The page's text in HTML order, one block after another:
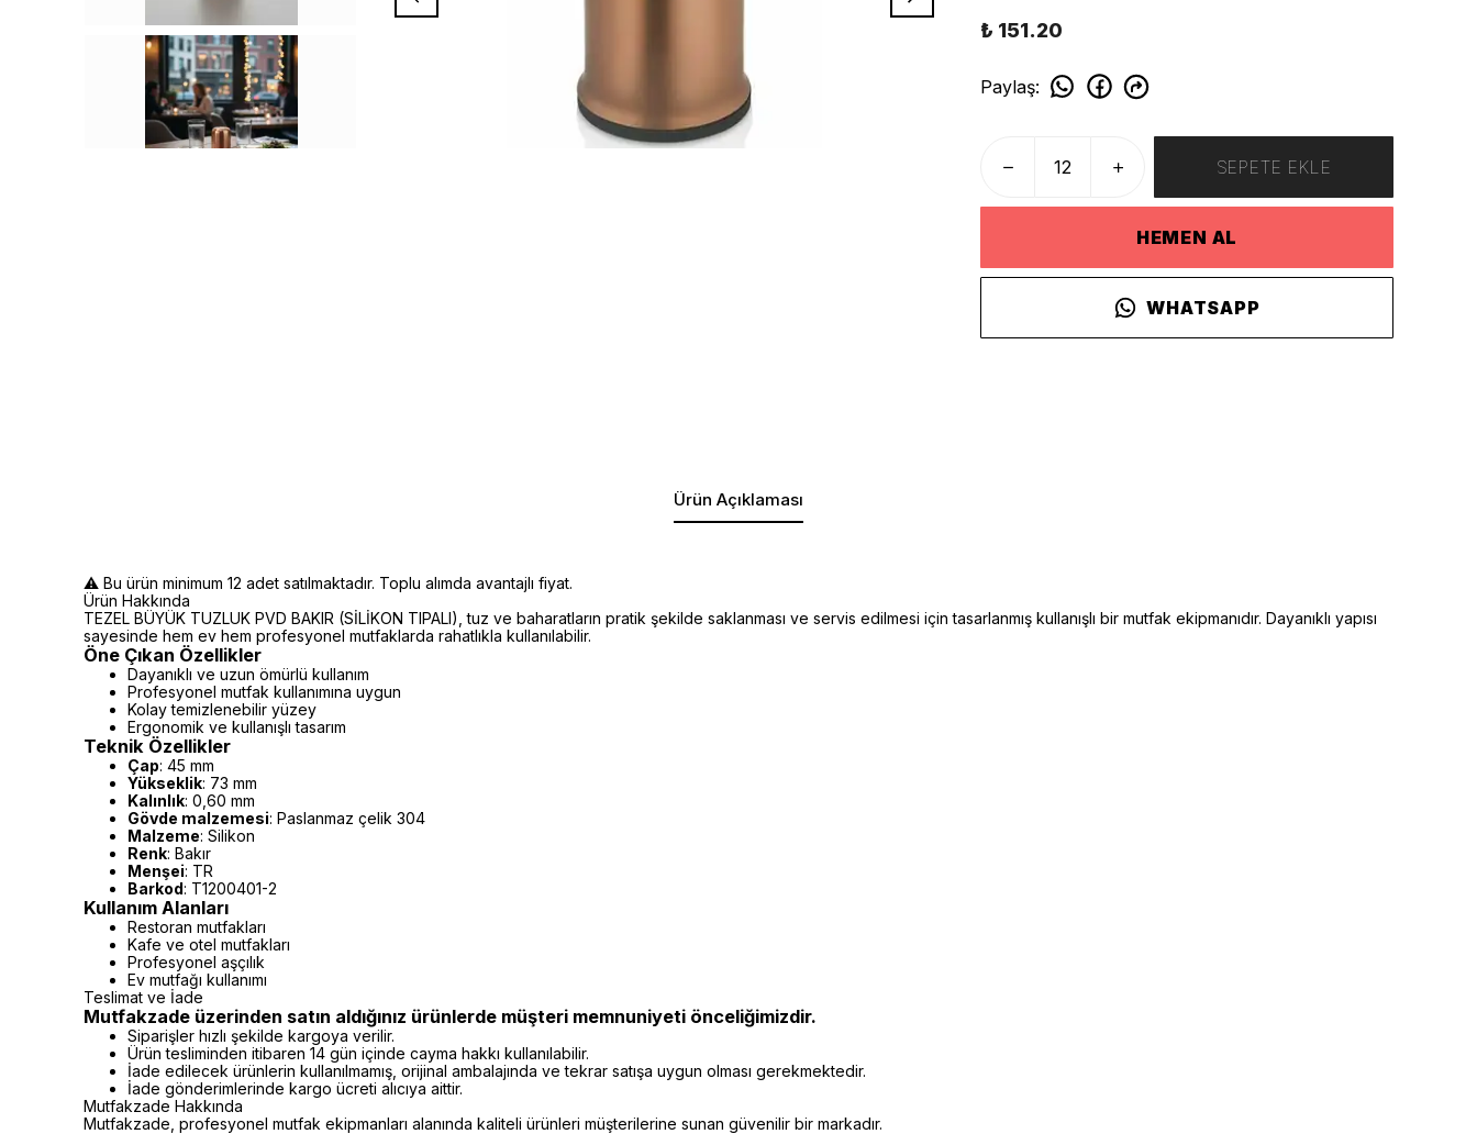
₺ 151.20
Paylaş:
SEPETE EKLE
HEMEN AL
WHATSAPP
Ürün Açıklaması
⚠️ Bu ürün minimum 12 adet satılmaktadır. Toplu alımda avantajlı fiyat.
Ürün Hakkında
TEZEL BÜYÜK TUZLUK PVD BAKIR (SİLİKON TIPALI), tuz ve baharatların pratik şekilde saklanması ve servis edilmesi için tasarlanmış kullanışlı bir mutfak ekipmanıdır. Dayanıklı yapısı
sayesinde hem ev hem profesyonel mutfaklarda rahatlıkla kullanılabilir.
Öne Çıkan Özellikler
Dayanıklı ve uzun ömürlü kullanım
Profesyonel mutfak kullanımına uygun
Kolay temizlenebilir yüzey
Ergonomik ve kullanışlı tasarım
Teknik Özellikler
Çap: 45 mm
Yükseklik: 73 mm
Kalınlık: 0,60 mm
Gövde malzemesi: Paslanmaz çelik 304
Malzeme: Silikon
Renk: Bakır
Menşei: TR
Barkod: T1200401-2
Kullanım Alanları
Restoran mutfakları
Kafe ve otel mutfakları
Profesyonel aşçılık
Ev mutfağı kullanımı
Teslimat ve İade
Mutfakzade üzerinden satın aldığınız ürünlerde müşteri memnuniyeti önceliğimizdir.
Siparişler hızlı şekilde kargoya verilir.
Ürün tesliminden itibaren 14 gün içinde cayma hakkı kullanılabilir.
İade edilecek ürünlerin kullanılmamış, orijinal ambalajında ve tekrar satışa uygun olması gerekmektedir.
İade gönderimlerinde kargo ücreti alıcıya aittir.
Mutfakzade Hakkında
Mutfakzade, profesyonel mutfak ekipmanları alanında kaliteli ürünleri müşterilerine sunan güvenilir bir markadır.